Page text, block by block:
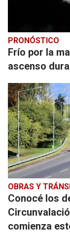
PRONÓSTICO
Frío por la
ascenso
OBRAS Y
Conocé los
comienza